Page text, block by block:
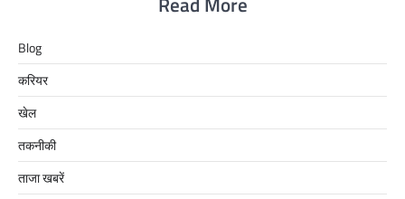
Blog
करियर
खेल
तकनीकी
ताजा खबरें